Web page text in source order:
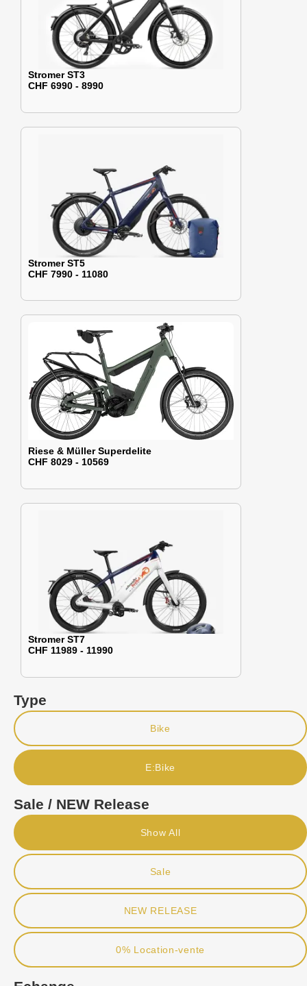
Stromer ST3
CHF 6990 - 8990
Stromer ST5
CHF 7990 - 11080
Riese & Müller Superdelite
CHF 8029 - 10569
Stromer ST7
CHF 11989 - 11990
Type
Bike
E:Bike
Sale / NEW Release
Show All
Sale
NEW RELEASE
0% Location-vente